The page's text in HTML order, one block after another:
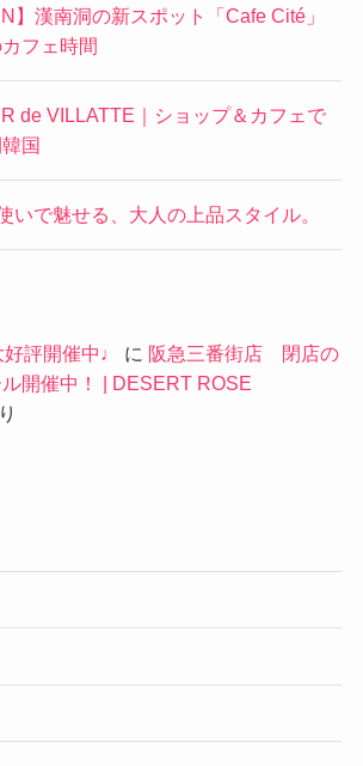
】漢南洞の新スポット「Cafe Cité」
フェ時間
de VILLATTE｜ショップ＆カフェで
国
いで魅せる、大人の上品スタイル。
評開催中♩ に 阪急三番街店 閉店の
開催中！ | DESERT ROSE